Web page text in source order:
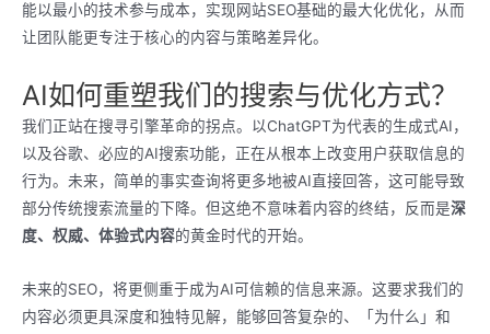
能以最小的技术参与成本，实现网站SEO基础的最大化优化，从而
让团队能更专注于核心的内容与策略差异化。
AI如何重塑我们的搜索与优化方式？
我们正站在搜寻引擎革命的拐点。以ChatGPT为代表的生成式AI，
以及谷歌、必应的AI搜索功能，正在从根本上改变用户获取信息的
行为。未来，简单的事实查询将更多地被AI直接回答，这可能导致
部分传统搜索流量的下降。但这绝不意味着内容的终结，反而是深
度、权威、体验式内容的黄金时代的开始。
未来的SEO，将更侧重于成为AI可信赖的信息来源。这要求我们的
内容必须更具深度和独特见解，能够回答复杂的、「为什么」和